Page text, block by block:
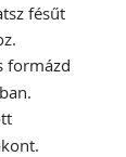
fésűt
formázd